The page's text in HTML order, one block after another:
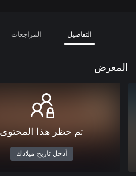
التفاصيل المراجعات
المعرض
تم حظر هذا المحتوى
أدخل تاريخ ميلادك